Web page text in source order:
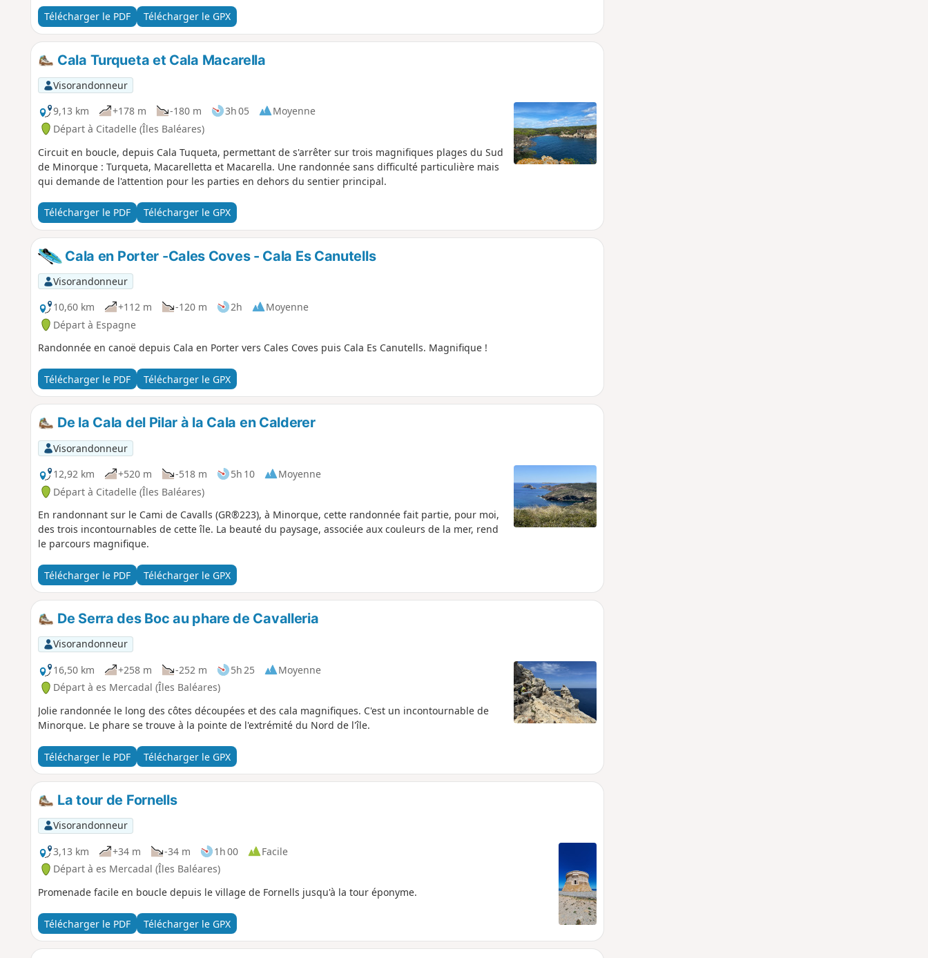
Télécharger le PDF Télécharger le GPX
Cala Turqueta et Cala Macarella
Visorandonneur
9,13 km
+178 m -180 m 3h 05
Moyenne
Départ à Citadelle (Îles Baléares)
Circuit en boucle, depuis Cala Tuqueta, permettant de s'arrêter sur trois magnifiques plages du Sud
de Minorque : Turqueta, Macarelletta et Macarella. Une randonnée sans difficulté particulière mais
qui demande de l'attention pour les parties en dehors du sentier principal.
Télécharger le PDF Télécharger le GPX
Cala en Porter -Cales Coves - Cala Es Canutells
Visorandonneur
10,60 km
+112 m -120 m 2h
Moyenne
Départ à Espagne
Randonnée en canoë depuis Cala en Porter vers Cales Coves puis Cala Es Canutells. Magnifique !
Télécharger le PDF Télécharger le GPX
De la Cala del Pilar à la Cala en Calderer
Visorandonneur
12,92 km
+520 m -518 m 5h 10
Moyenne
Départ à Citadelle (Îles Baléares)
En randonnant sur le Cami de Cavalls (GR®223), à Minorque, cette randonnée fait partie, pour moi,
des trois incontournables de cette île. La beauté du paysage, associée aux couleurs de la mer, rend
le parcours magnifique.
Télécharger le PDF Télécharger le GPX
De Serra des Boc au phare de Cavalleria
Visorandonneur
16,50 km
+258 m -252 m 5h 25
Moyenne
Départ à es Mercadal (Îles Baléares)
Jolie randonnée le long des côtes découpées et des cala magnifiques. C'est un incontournable de
Minorque. Le phare se trouve à la pointe de l'extrémité du Nord de l'île.
Télécharger le PDF Télécharger le GPX
La tour de Fornells
Visorandonneur
3,13 km
+34 m -34 m 1h 00
Facile
Départ à es Mercadal (Îles Baléares)
Promenade facile en boucle depuis le village de Fornells jusqu'à la tour éponyme.
Télécharger le PDF Télécharger le GPX